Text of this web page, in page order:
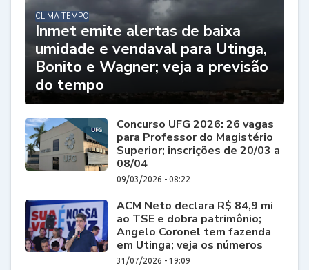
CLIMA TEMPO
Inmet emite alertas de baixa
umidade e vendaval para Utinga,
Bonito e Wagner; veja a previsão
do tempo
Concurso UFG 2026: 26 vagas
para Professor do Magistério
Superior; inscrições de 20/03 a
08/04
09/03/2026 - 08:22
ACM Neto declara R$ 84,9 mi
ao TSE e dobra patrimônio;
Angelo Coronel tem fazenda
em Utinga; veja os números
31/07/2026 - 19:09